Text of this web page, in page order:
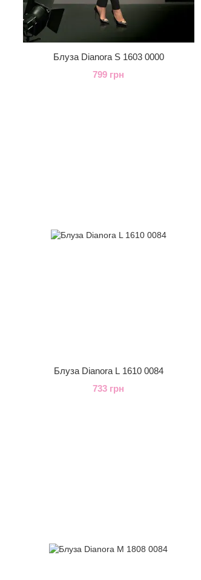
Блуза Dianora S 1603 0000
799 грн
Блуза Dianora L 1610 0084
733 грн